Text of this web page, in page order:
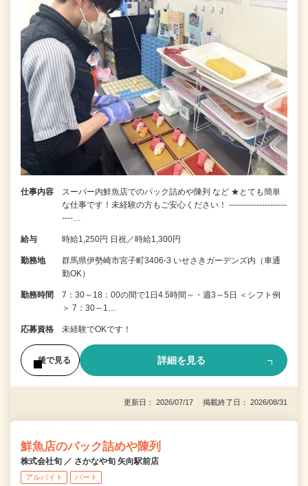
仕事内容
スーパー内鮮魚店でのパック詰めや陳列 など ★とても簡単
な仕事です！未経験の方もご安心ください！ ---------------------
----…
給与 時給1,250円 日祝／時給1,300円
勤務地
群馬県伊勢崎市宮子町3406-3 いせさきガーデンズ内（車通
勤OK）
勤務時間
7：30～18：00の間で1日4.5時間～・週3～5日 ＜シフト例
＞ 7：30～1…
応募資格 未経験でOKです！
後で見る 詳細を見る
更新日： 2026/07/17 掲載終了日： 2026/08/31
鮮魚店のパック詰めや陳列
株式会社旬 ／ さかなや旬 矢向駅前店
アルバイト パート